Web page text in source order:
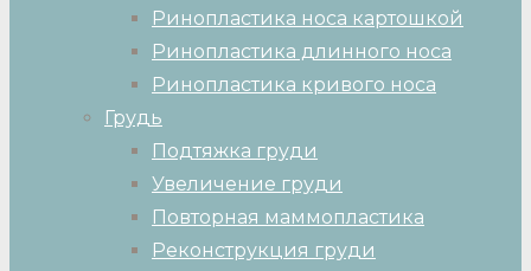
Ринопластика носа картошкой
Ринопластика длинного носа
Ринопластика кривого носа
Грудь
Подтяжка груди
Увеличение груди
Повторная маммопластика
Реконструкция груди